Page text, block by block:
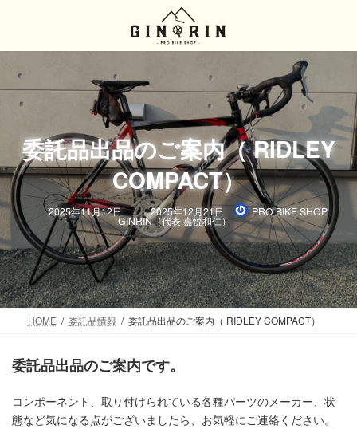
へ
ョ
委託品出品のご案内（ RIDLEY
COMPACT）
2025年11月12日 最
終
更
新
日
時
:
2025年12月21日 PRO BIKE SHOP
GINRIN（代表 嘉悦和仁）
HOME 委託品情報 委託品出品のご案内（ RIDLEY COMPACT）
委託品出品のご案内です。
コンポーネント、取り付けられている各種パーツのメーカー、状
態など気になる点がございましたら、お気軽にご連絡ください。